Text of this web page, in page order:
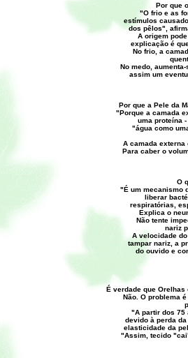
Por que
"O frio e as
estímulos
dos pêlos",
A origem
explicação é
No frio, a
No medo,
assim um
Por que a Pele da
"Porque a camada
uma proteína
"água como
A camada
Para caber o
O
"É um mecanismo
liberar
respiratórias,
Explica o
Não tente
nariz
A velocidade
tampar nariz, a
do ouvido e
É verdade que Orelhas
Não. O problema
"A partir dos 75
devido à perda
elasticidade da
"Assim, tecido